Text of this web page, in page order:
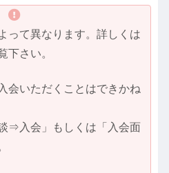
って異なります。詳しくは
下さい。
会いただくことはできかね
⇒入会」もしくは「入会面